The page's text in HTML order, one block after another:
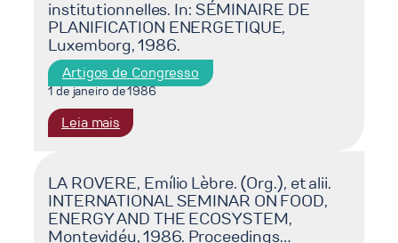
Alcohol
at
the
crossroads.
In:
WORLD
CONFERENCE
ENERGY
AND
AGRICULTURE,
2,
institutionnelles. In: SÉMINAIRE DE
PLANIFICATION ENERGETIQUE,
Luxemborg, 1986.
Artigos de Congresso
1 de janeiro de 1986
Leia mais
OLIVEIRA,
Les
contraintes
de
LA ROVERE, Emílio Lèbre. (Org.), et alii.
INTERNATIONAL SEMINAR ON FOOD,
ENERGY AND THE ECOSYSTEM,
Montevidéu, 1986. Proceedings…